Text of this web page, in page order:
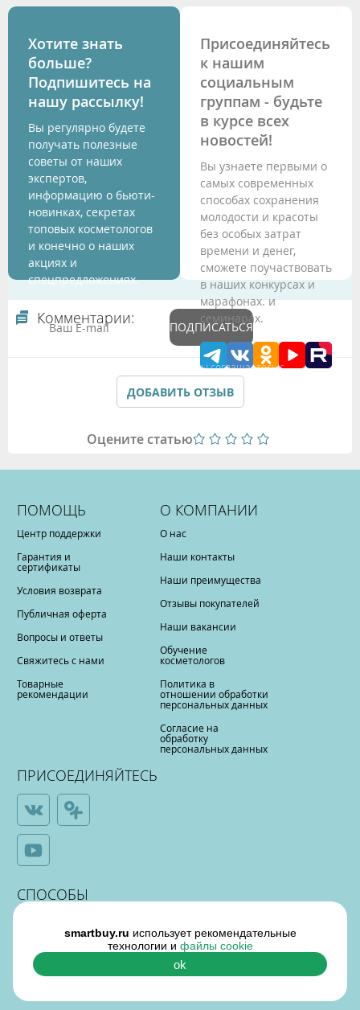
Хотите знать
больше?
Подпишитесь на
нашу рассылку!
Вы регулярно будете
получать полезные
советы от наших
экспертов,
информацию о бьюти-
новинках, секретах
топовых косметологов
и конечно о наших
акциях и
спецпредложениях.
ПОДПИСАТЬСЯ
Подтверждая данные формы Вы соглашаетесь с
Политикой обработки персональных данных
Присоединяйтесь
к нашим
социальным
группам - будьте
в курсе всех
новостей!
Вы узнаете первыми о
самых современных
способах сохранения
молодости и красоты
без особых затрат
времени и денег,
сможете поучаствовать
в наших конкурсах и
марафонах. и
семинарах.
Комментарии:
ДОБАВИТЬ ОТЗЫВ
Оцените статью
ПОМОЩЬ
Центр поддержки
Гарантия и
сертификаты
Условия возврата
Публичная оферта
Вопросы и ответы
Свяжитесь с нами
Товарные
рекомендации
О КОМПАНИИ
О нас
Наши контакты
Наши преимущества
Отзывы покупателей
Наши вакансии
Обучение
косметологов
Политика в
отношении обработки
персональных данных
Согласие на
обработку
персональных данных
ПРИСОЕДИНЯЙТЕСЬ
СПОСОБЫ
ОПЛАТЫ
smartbuy.ru использует рекомендательные
технологии и файлы cookie
ok